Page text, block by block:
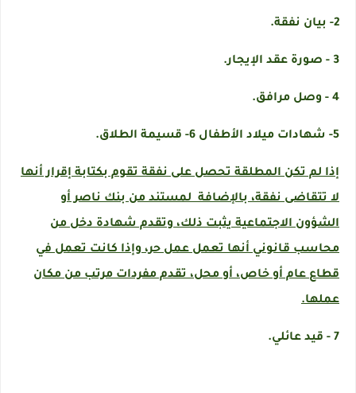
2- بيان نفقة.
3 - صورة عقد الإيجار.
4 - وصل مرافق.
5- شهادات ميلاد الأطفال 6- قسيمة الطلاق.
إذا لم تكن المطلقة تحصل على نفقة تقوم بكتابة إقرار أنها
لا تتقاضى نفقة، بالإضافة لمستند من بنك ناصر أو
الشؤون الاجتماعية يثبت ذلك، وتقدم شهادة دخل من
محاسب قانوني أنها تعمل عمل حر، وإذا كانت تعمل في
قطاع عام أو خاص، أو محل، تقدم مفردات مرتب من مكان
عملها.
7 - قيد عائلي.